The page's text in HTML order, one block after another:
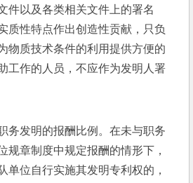
件以及各类相关文件上的署名
质性特点作出创造性贡献，只负
物质技术条件的利用提供方便的
工作的人员，不应作为发明人署
发明的报酬比例。在未与职务
规章制度中规定报酬的情形下，
单位自行实施其发明专利权的，